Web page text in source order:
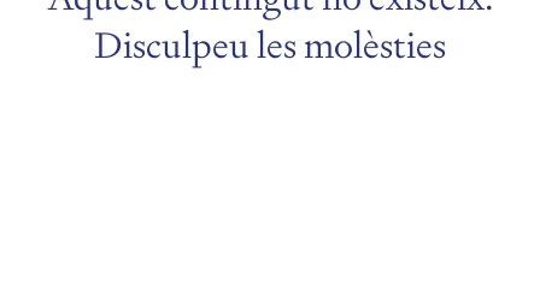
Disculpeu les molèsties